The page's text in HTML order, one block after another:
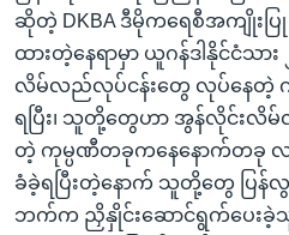
ဆိုတဲ့ DKBA ဒီမိုကရေစီအကျိုးပ
ထားတဲ့နေရာမှာ ယူဂန်ဒါနိုင်ငံသ
လိမ်လည်လုပ်ငန်းတွေ လုပ်နေတဲ့ ကု
ရပြီး၊ သူတို့တွေဟာ အွန်လိုင်းလိ
တဲ့ ကုမ္ပဏီတခုကနေနောက်တခု လ
ခံခဲ့ရပြီးတဲ့နောက် သူတို့တွေ ပြန်
ဘက်က ညှိနှိုင်းဆောင်ရွက်ပေးခဲ့သူ